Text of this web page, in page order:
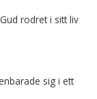
rodret i sitt liv
sig i ett